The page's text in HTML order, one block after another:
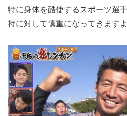
特に身体を酷使するスポーツ選
持に対して慎重になってきますよ